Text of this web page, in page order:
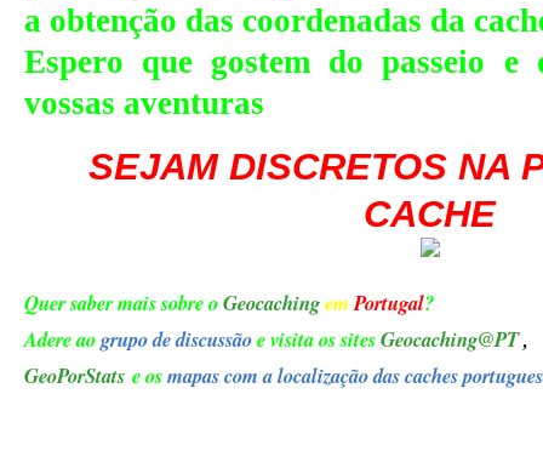
a obtenção das coordenadas da
Espero que gostem do passeio e
vossas aventuras
SEJAM DISCRETOS NA
CACHE
Quer saber mais sobre oGeocachingem Portugal?
Adere aogrupo de discussãoe visita os sitesGeocaching@PT,
GeoPorStats e osmapas com a localização das caches